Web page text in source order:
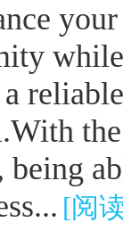
a
being
[阅